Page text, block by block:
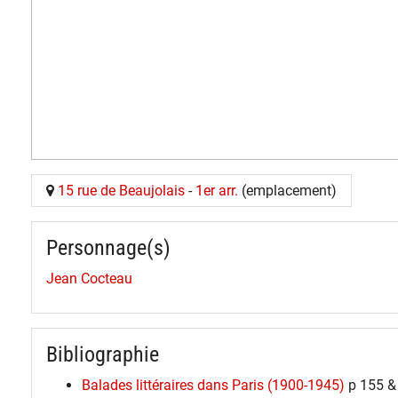
15 rue de Beaujolais - 1er arr. (emplacement)
Personnage(s)
Jean Cocteau
Bibliographie
Balades littéraires dans Paris (1900-1945) p 155